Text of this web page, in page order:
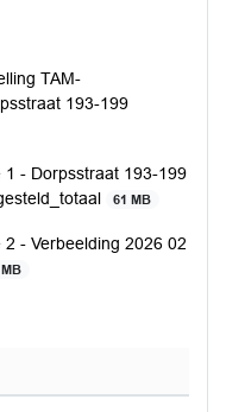
TAM-
193-199
- Dorpsstraat 193-199
61 MB
- Verbeelding 2026 02